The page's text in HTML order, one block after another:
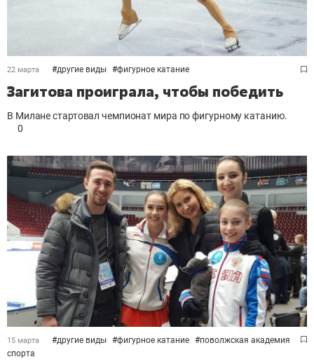
22 марта #другие виды #фигурное катание
Загитова проиграла, чтобы победить
В Милане стартовал чемпионат мира по фигурному катанию.
0
15 марта #другие виды #фигурное катание #поволжская академия
спорта